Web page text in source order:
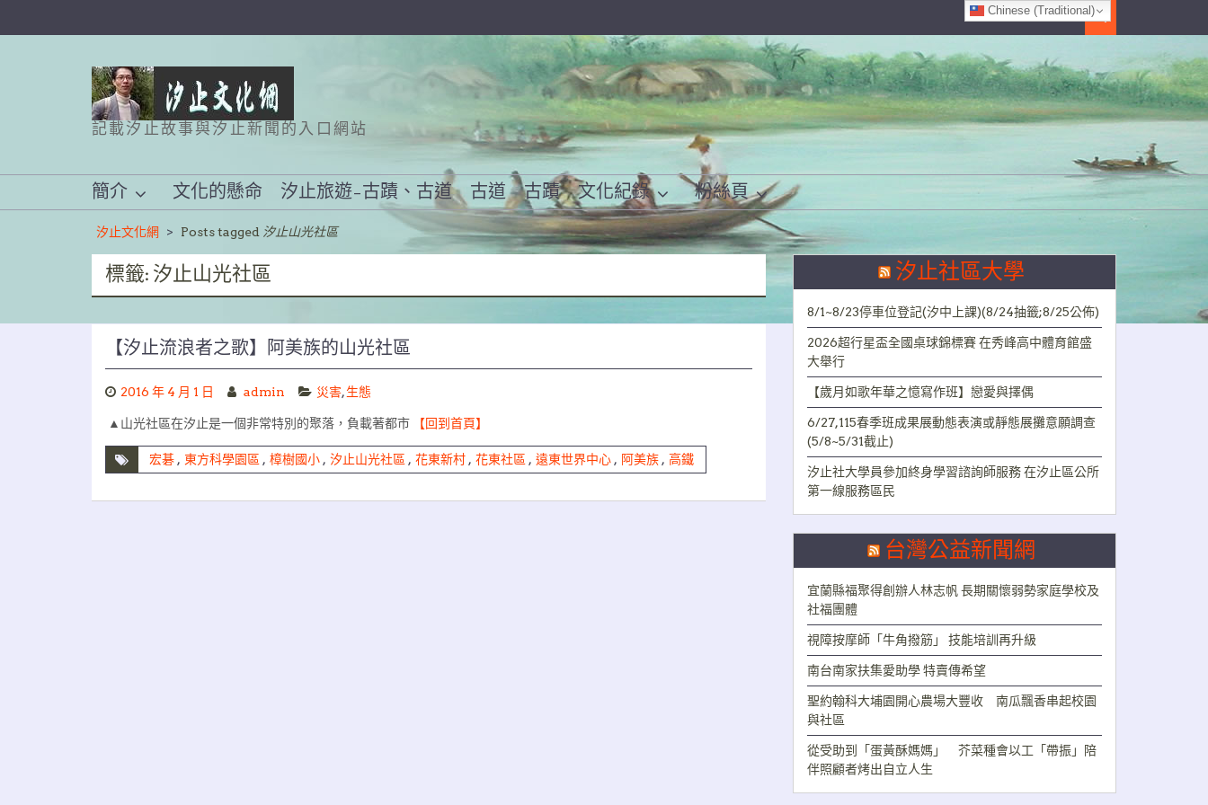
記載汐止故事與汐止新聞的入口網站
簡介 文化的懸命 汐止旅遊–古蹟、古道 古道 古蹟 文化紀錄 粉絲頁
汐止文化網 > Posts tagged 汐止山光社區
標籤: 汐止山光社區
【汐止流浪者之歌】阿美族的山光社區
2016 年 4 月 1 日 admin 災害,生態
▲山光社區在汐止是一個非常特別的聚落，負載著都市 【回到首頁】
宏碁 , 東方科學園區 , 樟樹國小 , 汐止山光社區 , 花東新村 , 花東社區 , 遠東世界中心 , 阿美族 , 高鐵
汐止社區大學
8/1~8/23停車位登記(汐中上課)(8/24抽籤;8/25公佈)
2026超行星盃全國桌球錦標賽 在秀峰高中體育館盛
大舉行
【歲月如歌年華之憶寫作班】戀愛與擇偶
6/27,115春季班成果展動態表演或靜態展攤意願調查
(5/8~5/31截止)
汐止社大學員參加終身學習諮詢師服務 在汐止區公所
第一線服務區民
台灣公益新聞網
宜蘭縣福聚得創辦人林志帆 長期關懷弱勢家庭學校及
社福團體
視障按摩師「牛角撥筋」 技能培訓再升級
南台南家扶集愛助學 特賣傳希望
聖約翰科大埔園開心農場大豐收 南瓜飄香串起校園
與社區
從受助到「蛋黃酥媽媽」 芥菜種會以工「帶振」陪
伴照顧者烤出自立人生
Chinese (Traditional)